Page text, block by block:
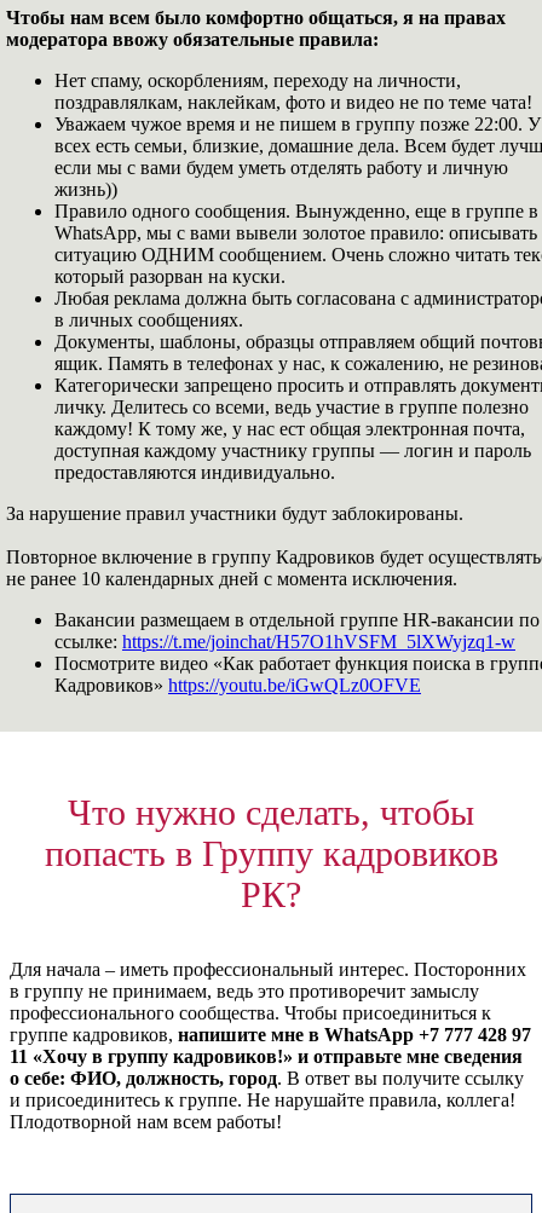
Чтобы нам всем было комфортно общаться, я на правах
модератора ввожу обязательные правила:
Нет спаму, оскорблениям, переходу на личности,
поздравлялкам, наклейкам, фото и видео не по теме чата!
Уважаем чужое время и не пишем в группу позже 22:00. У
всех есть семьи, близкие, домашние дела. Всем будет
если мы с вами будем уметь отделять работу и личную
жизнь))
Правило одного сообщения. Вынужденно, еще в группе в
WhatsApp, мы с вами вывели золотое правило: описывать
ситуацию ОДНИМ сообщением. Очень сложно читать
который разорван на куски.
Любая реклама должна быть согласована с
в личных сообщениях.
Документы, шаблоны, образцы отправляем общий
ящик. Память в телефонах у нас, к сожалению, не
Категорически запрещено просить и отправлять
личку. Делитесь со всеми, ведь участие в группе полезно
каждому! К тому же, у нас ест общая электронная почта,
доступная каждому участнику группы — логин и пароль
предоставляются индивидуально.
За нарушение правил участники будут заблокированы.
Повторное включение в группу Кадровиков будет
не ранее 10 календарных дней с момента исключения.
Вакансии размещаем в отдельной группе HR-вакансии по
ссылке: https://t.me/joinchat/H57O1hVSFM_5lXWyjzq1-w
Посмотрите видео «Как работает функция поиска в
Кадровиков» https://youtu.be/iGwQLz0OFVE
Что нужно сделать, чтобы
попасть в Группу кадровиков
РК?
Для начала – иметь профессиональный интерес. Посторонних
в группу не принимаем, ведь это противоречит замыслу
профессионального сообщества. Чтобы присоединиться к
группе кадровиков, напишите мне в WhatsApp +7 777 428 97
11 «Хочу в группу кадровиков!» и отправьте мне сведения
о себе: ФИО, должность, город. В ответ вы получите ссылку
и присоединитесь к группе. Не нарушайте правила, коллега!
Плодотворной нам всем работы!